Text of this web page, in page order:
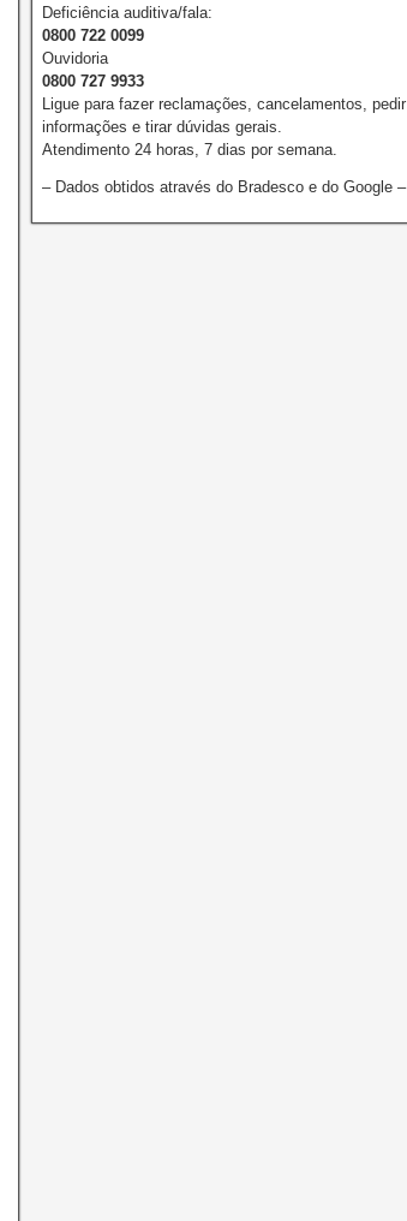
Deficiência auditiva/fala:
0800 722 0099
Ouvidoria
0800 727 9933
Ligue para fazer reclamações, cancelamentos, pedir
informações e tirar dúvidas gerais.
Atendimento 24 horas, 7 dias por semana.
– Dados obtidos através do Bradesco e do Google –